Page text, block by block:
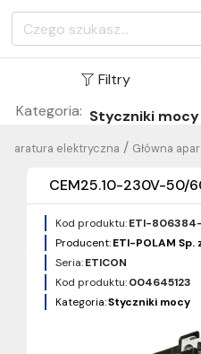
Filtry
Kategoria: Styczniki mocy
Główna
/
Aparatura elektryczna
CEM25.10-230V-50/
Kod produktu:ETI-
Producent:ETI-POLAM Sp.
Seria:ETICON
Kod produktu:004645123
Kategoria:Styczniki mocy